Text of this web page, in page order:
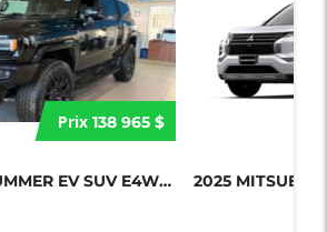
Prix 138 965 $
2026 GMC HUMMER EV SUV E4WD 4DR 2X...